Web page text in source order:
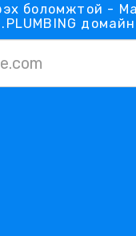
боломжтой -
.PLUMBING